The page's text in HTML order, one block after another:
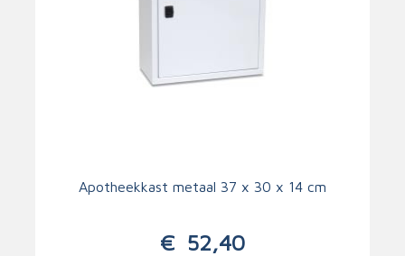
Apotheekkast metaal 37 x 30 x 14 cm
€ 52,40